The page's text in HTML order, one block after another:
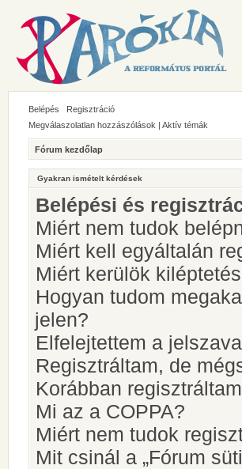
Belépés
Regisztráció
Megválaszolatlan hozzászólások | Aktív témák
Fórum kezdőlap
Gyakran ismételt kérdések
Belépési és
Miért nem tudok
Miért kell egyáltalán
Miért kerülök
Hogyan tudom
jelen?
Elfelejtettem a
Regisztráltam, de
Korábban
Mi az a COPPA?
Miért nem tudok
Mit csinál a „Fórum